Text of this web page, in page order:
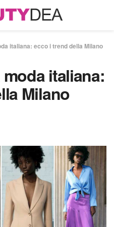
italiana: ecco i trend della Milano
italiana:
Milano